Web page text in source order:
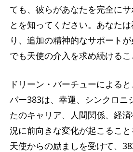
ても、彼らがあなたを完全に
とを知ってください。あなた
り、追加の精神的なサポート
でも天使の介入を求め続けるこ
ドリーン・バーチューによる
バー383は​​、幸運、シンクロニ
たのキャリア、人間関係、経
況に前向きな変化が起こること
天使からの励ましを受けて、